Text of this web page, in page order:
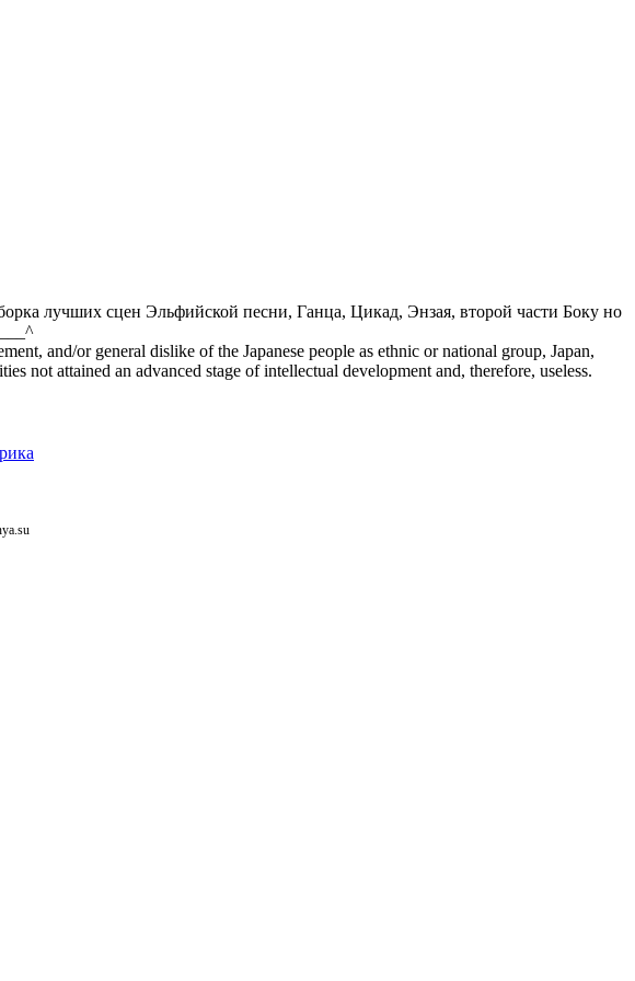
лучших сцен Эльфийской песни, Ганца, Цикад, Энзая, второй части Боку но
and/or general dislike of the Japanese people as ethnic or national group, Japan,
not attained an advanced stage of intellectual development and, therefore, useless.